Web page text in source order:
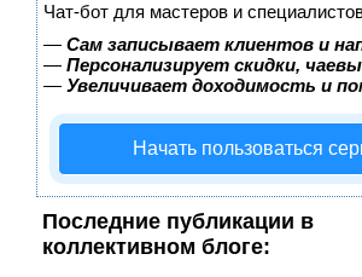
Чат-бот для мастеров и
— Сам записывает клиентов и
— Персонализирует скидки,
— Увеличивает доходимость и
Начать пользоваться
Последние публикации в
коллективном блоге: